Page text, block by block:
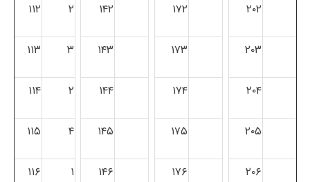
۲۰۲ ۱۷۲ ۱۴۲ ۲ ۱۱۲
۲۰۳ ۱۷۳ ۱۴۳ ۳ ۱۱۳
۲۰۴ ۱۷۴ ۱۴۴ ۲ ۱۱۴
۲۰۵ ۱۷۵ ۱۴۵ ۴ ۱۱۵
۲۰۶ ۱۷۶ ۱۴۶ ۱ ۱۱۶